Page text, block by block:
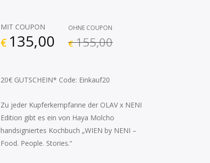
MIT COUPON
€ 135,00
OHNE COUPON
€ 155,00
20€ GUTSCHEIN* Code: Einkauf20
Zu jeder Kupferkernpfanne der OLAV x NENI
Edition gibt es ein von Haya Molcho
handsigniertes Kochbuch „WIEN by NENI –
Food. People. Stories.“